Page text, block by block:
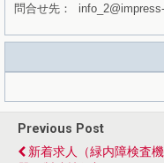
問合せ先：
Previous Post
新着求人（緑内障検査機